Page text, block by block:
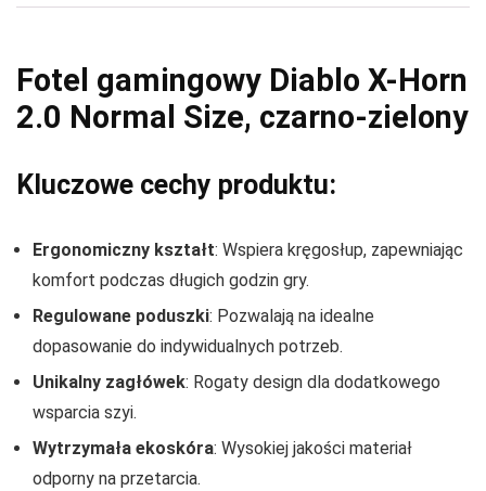
Fotel gamingowy Diablo X-Horn
2.0 Normal Size, czarno-zielony
Kluczowe cechy produktu:
Ergonomiczny kształt: Wspiera kręgosłup, zapewniając
komfort podczas długich godzin gry.
Regulowane poduszki: Pozwalają na idealne
dopasowanie do indywidualnych potrzeb.
Unikalny zagłówek: Rogaty design dla dodatkowego
wsparcia szyi.
Wytrzymała ekoskóra: Wysokiej jakości materiał
odporny na przetarcia.